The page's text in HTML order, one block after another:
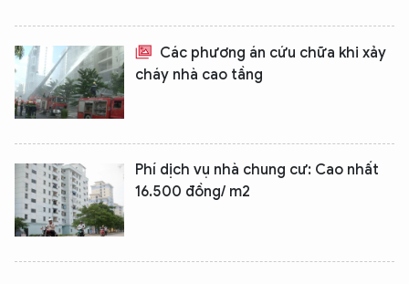
Các phương án cứu chữa khi xảy
cháy nhà cao tầng
Phí dịch vụ nhà chung cư: Cao nhất
16.500 đồng/ m2